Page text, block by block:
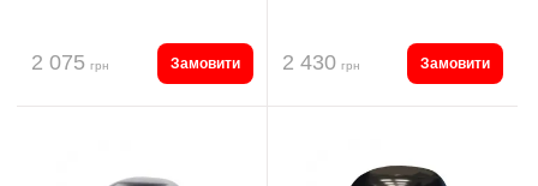
2 075 грн Замовити 2 430 грн Замовити